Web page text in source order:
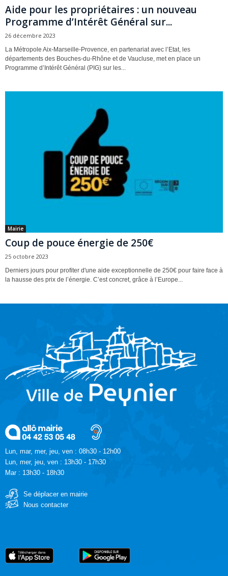
Aide pour les propriétaires : un nouveau
Programme d’Intérêt Général sur...
26 décembre 2023
La Métropole Aix-Marseille-Provence, en partenariat avec l’Etat, les
départements des Bouches-du-Rhône et de Vaucluse, met en place un
Programme d’Intérêt Général (PIG) sur les...
Mairie
Coup de pouce énergie de 250€
25 octobre 2023
Derniers jours pour profiter d'une aide exceptionnelle de 250€ pour faire face à
la hausse des prix de l’énergie. C’est concret, grâce à l’Europe...
Lun, mar, mer, jeu, ven : 08h30 - 12h00
Lun, mer, jeu, ven : 13h30 - 17h30
Mar : 13h30 - 18h30
Se déplacer en mairie
Nous contacter